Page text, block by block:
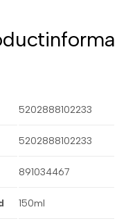
5202888102233
5202888102233
891034467
150ml